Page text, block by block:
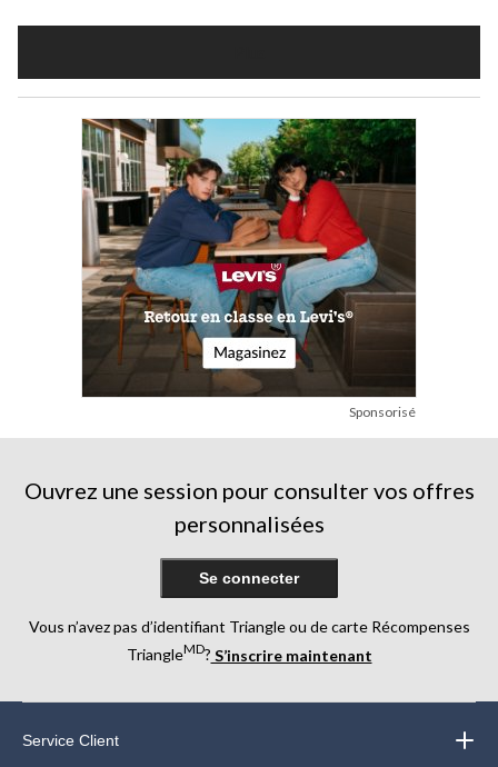
Sponsorisé
Ouvrez une session pour consulter vos offres
personnalisées
Se connecter
Vous n’avez pas d’identifiant Triangle ou de carte Récompenses
TriangleMD? S’inscrire maintenant
Service Client